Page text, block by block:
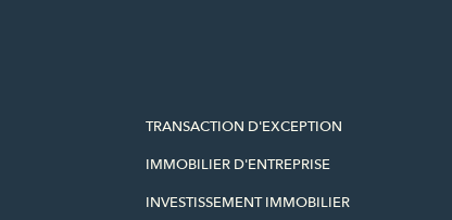
TRANSACTION D'EXCEPTION
IMMOBILIER D'ENTREPRISE
INVESTISSEMENT IMMOBILIER